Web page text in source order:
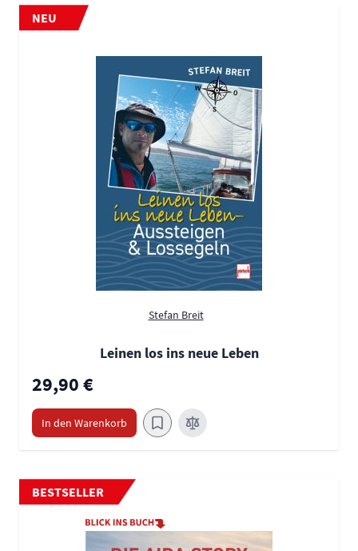
NEU
Stefan Breit
Leinen los ins neue Leben
29,90 €
In den Warenkorb
BESTSELLER